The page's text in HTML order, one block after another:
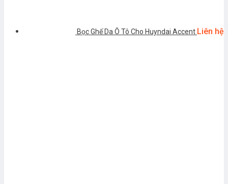
Bọc Ghế Da Ô Tô Cho Huyndai Accent Liên hệ